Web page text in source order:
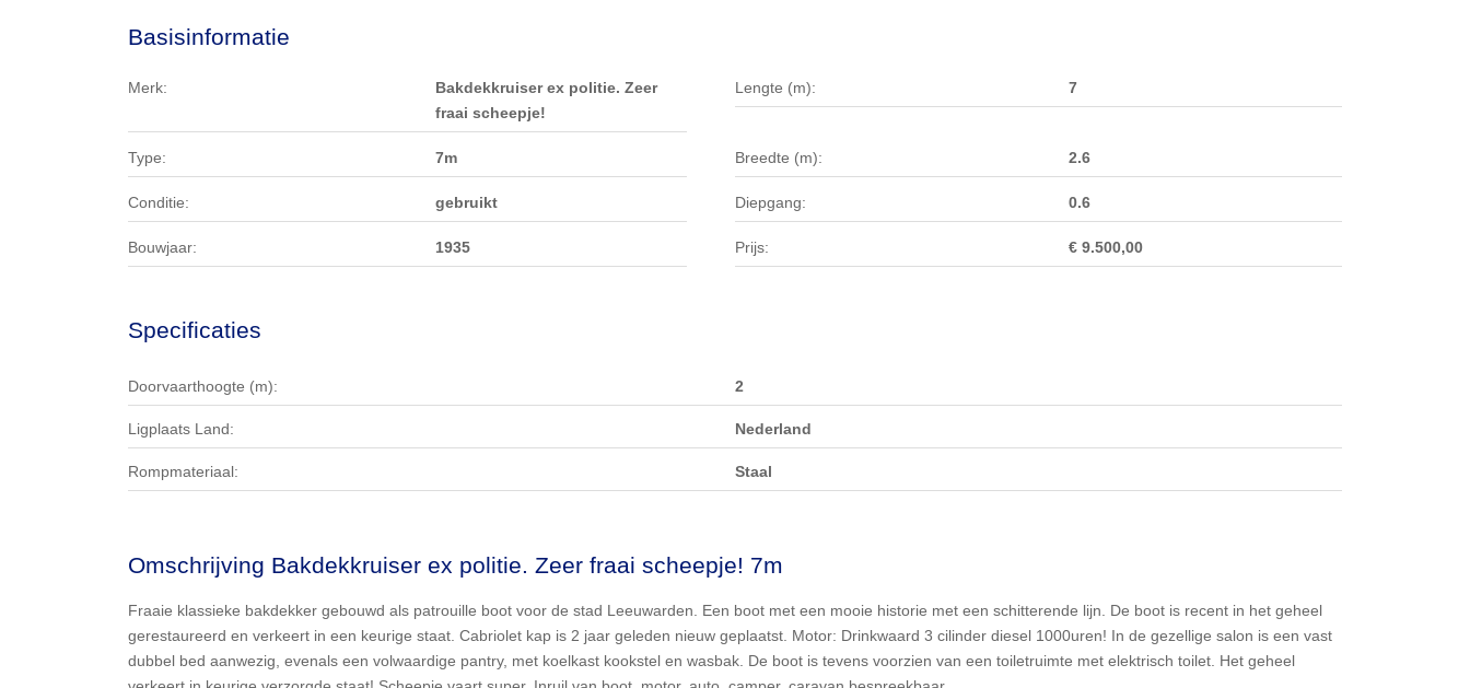
Basisinformatie
Merk:
Bakdekkruiser ex politie. Zeer
fraai scheepje!
Lengte (m): 7
Type: 7m Breedte (m): 2.6
Conditie: gebruikt Diepgang: 0.6
Bouwjaar: 1935 Prijs: € 9.500,00
Specificaties
Doorvaarthoogte (m): 2
Ligplaats Land: Nederland
Rompmateriaal: Staal
Omschrijving Bakdekkruiser ex politie. Zeer fraai scheepje! 7m
Fraaie klassieke bakdekker gebouwd als patrouille boot voor de stad Leeuwarden. Een boot met een mooie historie met een schitterende lijn. De boot is recent in het geheel
gerestaureerd en verkeert in een keurige staat. Cabriolet kap is 2 jaar geleden nieuw geplaatst. Motor: Drinkwaard 3 cilinder diesel 1000uren! In de gezellige salon is een vast
dubbel bed aanwezig, evenals een volwaardige pantry, met koelkast kookstel en wasbak. De boot is tevens voorzien van een toiletruimte met elektrisch toilet. Het geheel